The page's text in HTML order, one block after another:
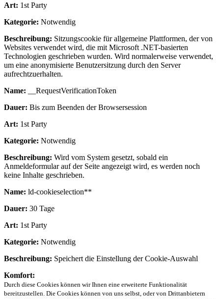
Art: 1st Party
Kategorie: Notwendig
Beschreibung: Sitzungscookie für allgemeine Plattformen, der von
Websites verwendet wird, die mit Microsoft .NET-basierten
Technologien geschrieben wurden. Wird normalerweise verwendet,
um eine anonymisierte Benutzersitzung durch den Server
aufrechtzuerhalten.
Name: __RequestVerificationToken
Dauer: Bis zum Beenden der Browsersession
Art: 1st Party
Kategorie: Notwendig
Beschreibung: Wird vom System gesetzt, sobald ein
Anmeldeformular auf der Seite angezeigt wird, es werden noch
keine Inhalte geschrieben.
Name: ld-cookieselection**
Dauer: 30 Tage
Art: 1st Party
Kategorie: Notwendig
Beschreibung: Speichert die Einstellung der Cookie-Auswahl
Komfort:
Durch diese Cookies können wir Ihnen eine erweiterte Funktionalität
bereitzustellen. Die Cookies können von uns selbst, oder von Drittanbietern